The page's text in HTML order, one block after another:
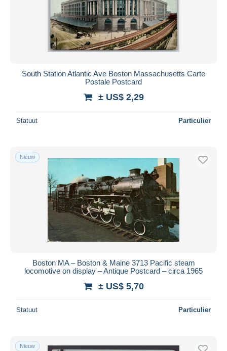
South Station Atlantic Ave Boston Massachusetts Carte
Postale Postcard
± US$ 2,29
Statuut Particulier
Nieuw
Boston MA – Boston & Maine 3713 Pacific steam
locomotive on display – Antique Postcard – circa 1965
± US$ 5,70
Statuut Particulier
Nieuw